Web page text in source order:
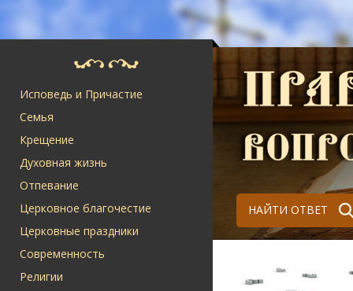
Исповедь и Причастие
Семья
Крещение
Духовная жизнь
Отпевание
Церковное благочестие
Церковные праздники
Современность
Религии
НАЙТИ ОТВЕТ